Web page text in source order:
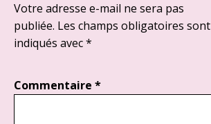
Votre adresse e-mail ne sera pas
publiée. Les champs obligatoires sont
indiqués avec*
Commentaire *